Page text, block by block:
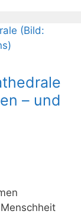
– und